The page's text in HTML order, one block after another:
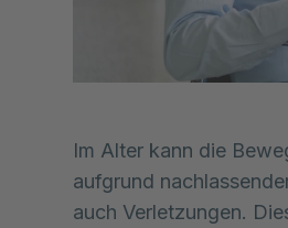
Im Alter kann die
aufgrund
auch Verletzungen.